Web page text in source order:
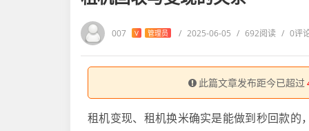
007 V 管理员 / 2025-06-05 / 692阅读 / 0评
此篇文章发布距今已超过
租机变现、租机换米确实是能做到秒回款的